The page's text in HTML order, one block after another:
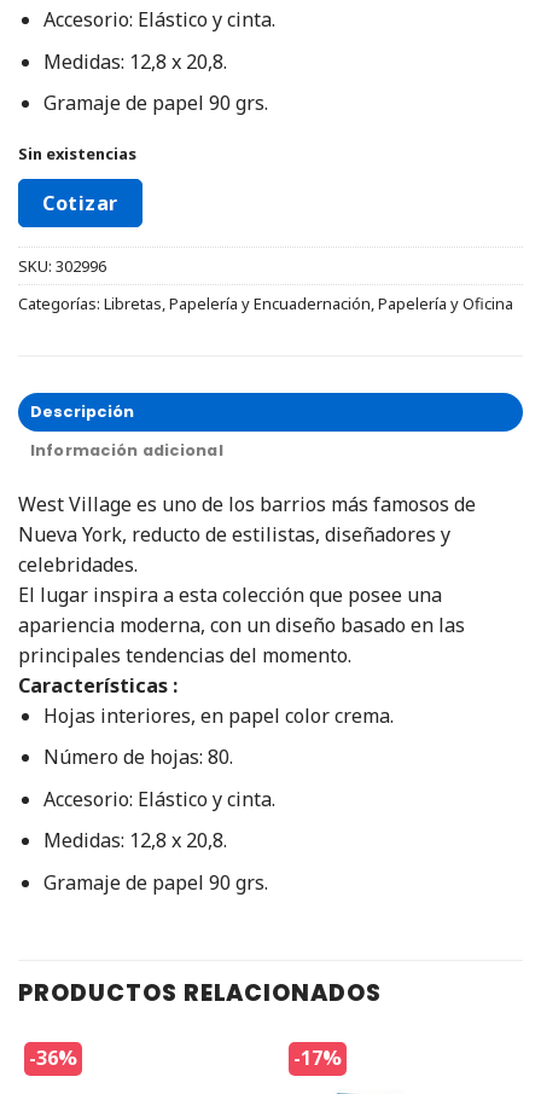
Accesorio: Elástico y cinta.
Medidas: 12,8 x 20,8.
Gramaje de papel 90 grs.
Sin existencias
Cotizar
SKU: 302996
Categorías: Libretas,Papelería y Encuadernación,Papelería y Oficina
Descripción
Información adicional
West Village es uno de los barrios más famosos de
Nueva York, reducto de estilistas, diseñadores y
celebridades.
El lugar inspira a esta colección que posee una
apariencia moderna, con un diseño basado en las
principales tendencias del momento.
Características :
Hojas interiores, en papel color crema.
Número de hojas: 80.
Accesorio: Elástico y cinta.
Medidas: 12,8 x 20,8.
Gramaje de papel 90 grs.
PRODUCTOS RELACIONADOS
-36% -17%